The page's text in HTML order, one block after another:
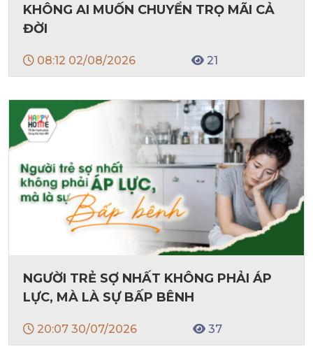
KHÔNG AI MUỐN CHUYỂN TRỌ MÃI CẢ
ĐỜI
08:12 02/08/2026 21
NGƯỜI TRẺ SỢ NHẤT KHÔNG PHẢI ÁP
LỰC, MÀ LÀ SỰ BẤP BÊNH
20:07 30/07/2026 37